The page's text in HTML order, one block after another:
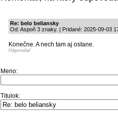
Re: belo beliansky
Od: Aspoň 3 znaky. | Pridané: 2025-09-03
Konečne. A nech tam aj ostane.
Odpovedať
Meno:
Titulok: